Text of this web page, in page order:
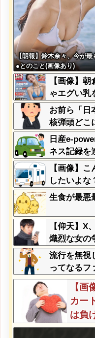
【朗報】鈴木奈々、今が最
●とのこと(画像あり)
【画像】
ゃエグい乳
お前ら「日
核弾頭どこ
日産e-
ネス記録を
けでした…
【画像】
したいよな
生食が最悪
【仰天】X
熾烈な女の
てしまうw
流行を無視
ってなるフ
【
カー
は負
刺さ